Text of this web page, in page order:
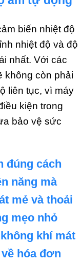
biến nhiệt độ
nhiệt độ và độ
nhất. Với các
không còn phải
liên tục, vì máy
kiện trong
bảo vệ sức
đúng cách
năng mà
mẻ và thoải
mẹo nhỏ
khí mát
hóa đơn